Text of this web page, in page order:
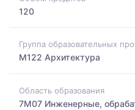
120
Группа образовательных
M122 Архитектура
Область образования
7M07 Инженерные,